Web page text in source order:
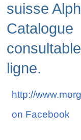
suisse
Catalogue
ligne.
http://
on Facebook